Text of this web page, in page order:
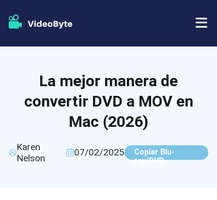
Extractor de BD-DVD
Extractor de DVD
AlmacenarLa mejor manera de
convertir DVD a MOV en
Mac (2026)
Karen
Nelson
07/02/2025
Copiar Blu-
ray/DVD